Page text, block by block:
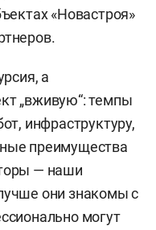
«Новастроя»
а
„вживую“: темпы
инфраструктуру,
преимущества
— наши
они знакомы с
могут